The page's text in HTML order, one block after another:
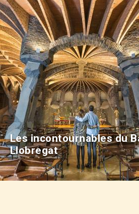
Les incontournables du
Llobregat